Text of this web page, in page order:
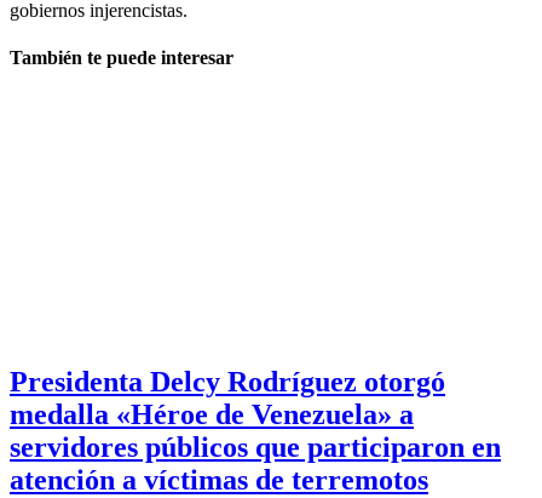
gobiernos injerencistas.
También te puede interesar
Presidenta Delcy Rodríguez otorgó
medalla «Héroe de Venezuela» a
servidores públicos que participaron en
atención a víctimas de terremotos